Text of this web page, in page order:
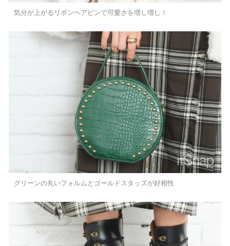
気分が上がるリボンヘアピンで可愛さを増し増し！
グリーンの丸いフォルムとゴールドスタッズが好相性